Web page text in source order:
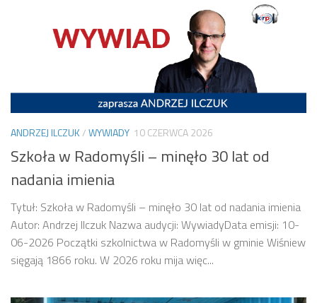
ANDRZEJ ILCZUK/WYWIADY 10 CZERWCA 2026
Szkoła w Radomyśli – minęło 30 lat od
nadania imienia
Tytuł: Szkoła w Radomyśli – minęło 30 lat od nadania imienia
Autor: Andrzej Ilczuk Nazwa audycji: WywiadyData emisji: 10-
06-2026 Początki szkolnictwa w Radomyśli w gminie Wiśniew
sięgają 1866 roku. W 2026 roku mija więc...